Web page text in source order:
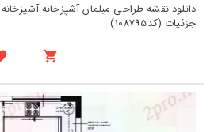
دانلود نقشه طراحی مبلمان آشپزخانه
جزئیات (کد108795)